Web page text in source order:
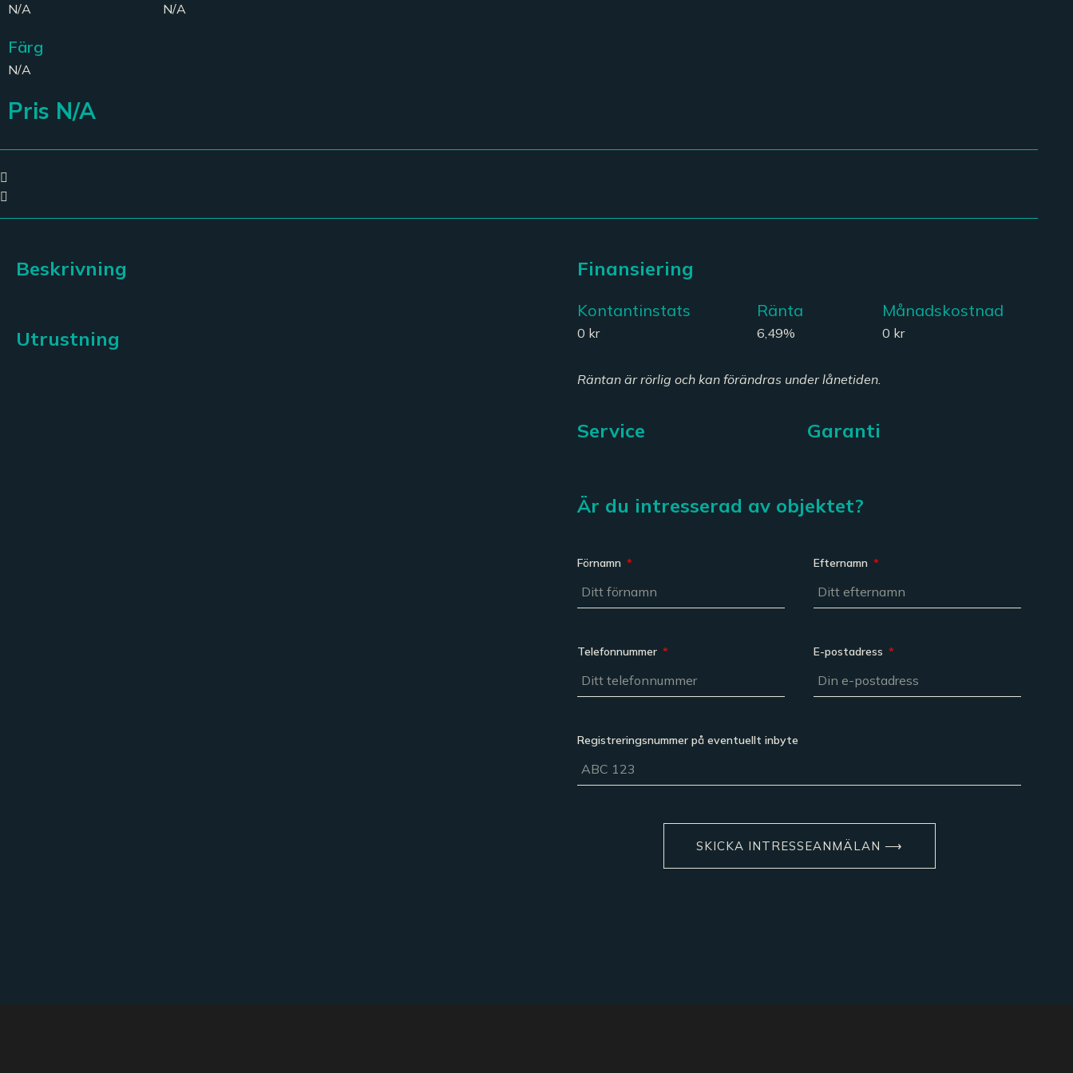
N/A N/A
Färg
N/A
Pris N/A
Beskrivning
Utrustning
Finansiering
Kontantinstats
0 kr
Ränta
6,49%
Månadskostnad
0 kr
Räntan är rörlig och kan förändras under lånetiden.
Service Garanti
Är du intresserad av objektet?
Förnamn Efternamn
Telefonnummer E-postadress
Registreringsnummer på eventuellt inbyte
SKICKA INTRESSEANMÄLAN ⟶